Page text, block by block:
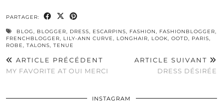
PARTAGER:
BLOG, BLOGGER, DRESS, ESCARPINS, FASHION, FASHIONBLOGGER,
FRENCHBLOGGER, LILY-ANN CURVE, LONGHAIR, LOOK, OOTD, PARIS,
ROBE, TALONS, TENUE
ARTICLE PRÉCÉDENT
MY FAVORITE AT OUI MERCI
ARTICLE SUIVANT
DRESS DÉSIRÉE
INSTAGRAM